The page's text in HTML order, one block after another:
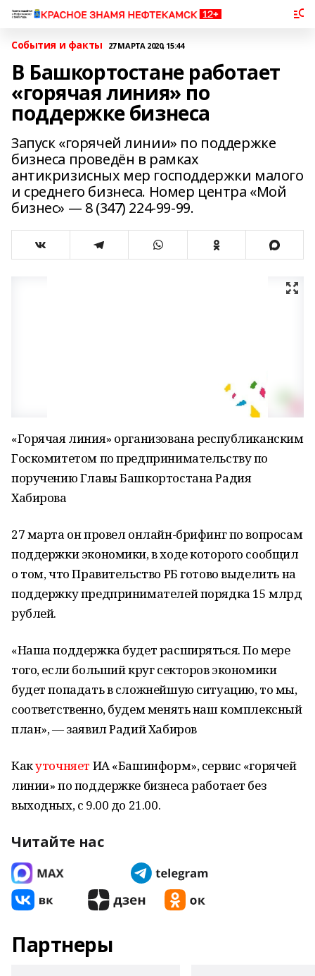
События и факты 27 МАРТА 2020, 15:44
В Башкортостане работает
«горячая линия» по
поддержке бизнеса
Запуск «горячей линии» по поддержке
бизнеса проведён в рамках
антикризисных мер господдержки малого
и среднего бизнеса. Номер центра «Мой
бизнес» — 8 (347) 224-99-99.
«Горячая линия» организована республиканским
Госкомитетом по предпринимательству по
поручению Главы Башкортостана Радия
Хабирова
27 марта он провел онлайн-брифинг по вопросам
поддержки экономики, в ходе которого сообщил
о том, что Правительство РБ готово выделить на
поддержку предпринимателей порядка 15 млрд
рублей.
«Наша поддержка будет расширяться. По мере
того, если больший круг секторов экономики
будет попадать в сложнейшую ситуацию, то мы,
соответственно, будем менять наш комплексный
план», — заявил Радий Хабиров
Какуточняет ИА «Башинформ», сервис «горячей
линии» по поддержке бизнеса работает без
выходных, с 9.00 до 21.00.
Читайте нас
Партнеры